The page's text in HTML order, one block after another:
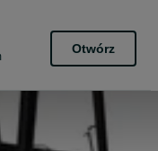
Otwórz